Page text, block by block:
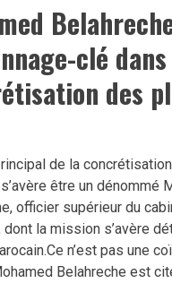
clé
des
de la
être un dénommé
officier supérieur du
dont la mission s’avère
n’est pas une
Belahreche est